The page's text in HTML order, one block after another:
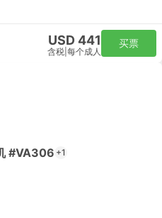
USD 441
含税 每个成人
买票
#VA306 +1